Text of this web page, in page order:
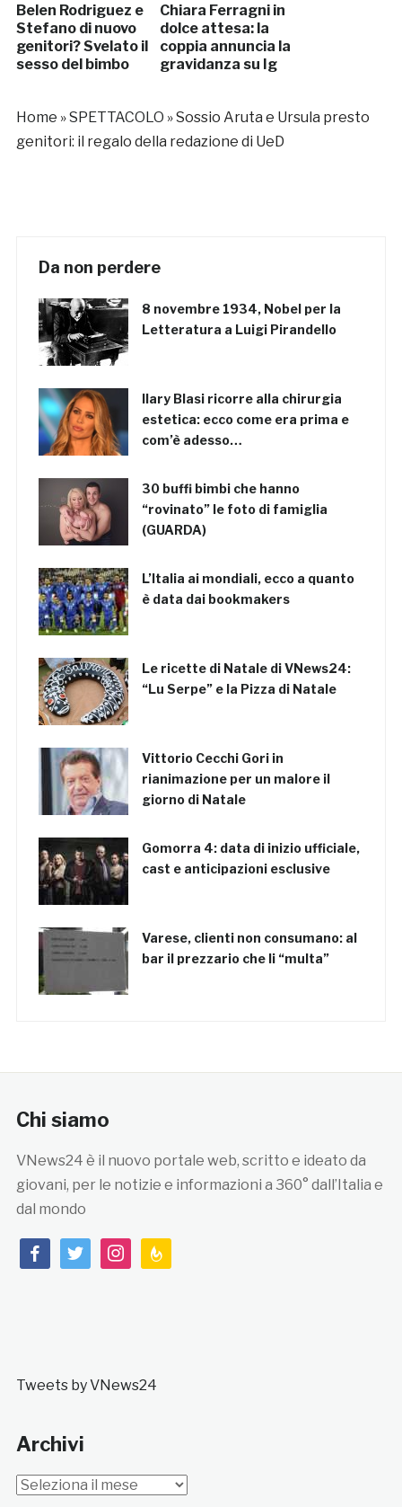
Belen Rodriguez e
Stefano di nuovo
genitori? Svelato il
sesso del bimbo
Chiara Ferragni in
dolce attesa: la
coppia annuncia la
gravidanza su Ig
Home »SPETTACOLO »Sossio Aruta e Ursula presto
genitori: il regalo della redazione di UeD
Da non perdere
8 novembre 1934, Nobel per la
Letteratura a Luigi Pirandello
Ilary Blasi ricorre alla chirurgia
estetica: ecco come era prima e
com’è adesso…
30 buffi bimbi che hanno
“rovinato” le foto di famiglia
(GUARDA)
L’Italia ai mondiali, ecco a quanto
è data dai bookmakers
Le ricette di Natale di VNews24:
“Lu Serpe” e la Pizza di Natale
Vittorio Cecchi Gori in
rianimazione per un malore il
giorno di Natale
Gomorra 4: data di inizio ufficiale,
cast e anticipazioni esclusive
Varese, clienti non consumano: al
bar il prezzario che li “multa”
Chi siamo
VNews24 è il nuovo portale web, scritto e ideato da
giovani, per le notizie e informazioni a 360° dall’Italia e
dal mondo
facebooktwitterinstagramfeedburner
Tweets by VNews24
Archivi
Archivi